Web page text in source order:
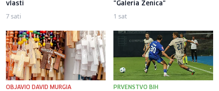
vlasti
7 sati
"Galeria Zenica"
1 sat
OBJAVIO DAVID MURGIA PRVENSTVO BIH